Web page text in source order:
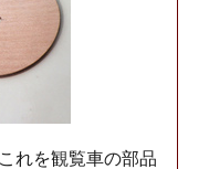
れを観覧車の部品